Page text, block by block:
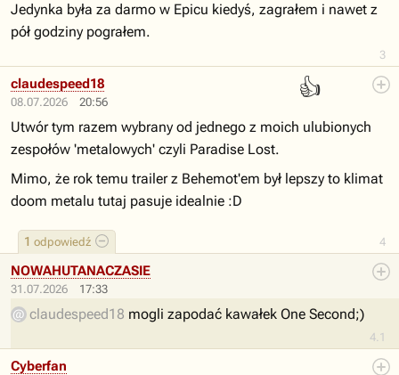
3
Jedynka była za darmo w Epicu kiedyś, zagrałem i nawet z
pół godziny pograłem.
08.07.2026 20:56
👍
4
1 odpowiedź
claudespeed18
Utwór tym razem wybrany od jednego z moich ulubionych
zespołów 'metalowych' czyli Paradise Lost.
Mimo, że rok temu trailer z Behemot'em był lepszy to klimat
doom metalu tutaj pasuje idealnie :D
31.07.2026 17:33
4.1
NOWAHUTANACZASIE
claudespeed18 mogli zapodać kawałek One Second;)
Cyberfan